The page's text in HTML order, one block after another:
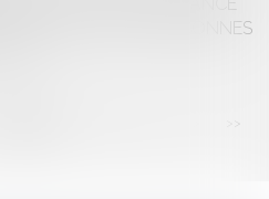
ENTRE PERSONNES
»